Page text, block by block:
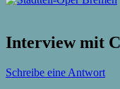
Interview mit
Schreibe eine Antwort